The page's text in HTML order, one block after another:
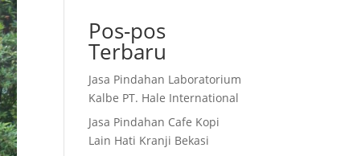
Pos-pos
Terbaru
Jasa Pindahan Laboratorium
Kalbe PT. Hale International
Jasa Pindahan Cafe Kopi
Lain Hati Kranji Bekasi